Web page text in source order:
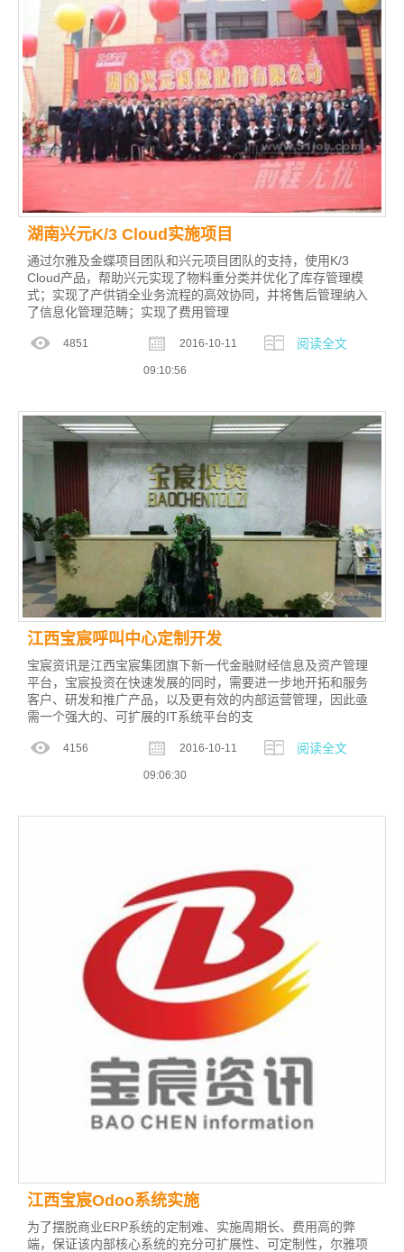
湖南兴元K/3 Cloud实施项目
通过尔雅及金蝶项目团队和兴元项目团队的支持，使用K/3
Cloud产品，帮助兴元实现了物料重分类并优化了库存管理模
式；实现了产供销全业务流程的高效协同，并将售后管理纳入
了信息化管理范畴；实现了费用管理
4851 2016-10-11
09:10:56
阅读全文
江西宝宸呼叫中心定制开发
宝宸资讯是江西宝宸集团旗下新一代金融财经信息及资产管理
平台，宝宸投资在快速发展的同时，需要进一步地开拓和服务
客户、研发和推广产品，以及更有效的内部运营管理，因此亟
需一个强大的、可扩展的IT系统平台的支
4156 2016-10-11
09:06:30
阅读全文
江西宝宸Odoo系统实施
为了摆脱商业ERP系统的定制难、实施周期长、费用高的弊
端，保证该内部核心系统的充分可扩展性、可定制性，尔雅项